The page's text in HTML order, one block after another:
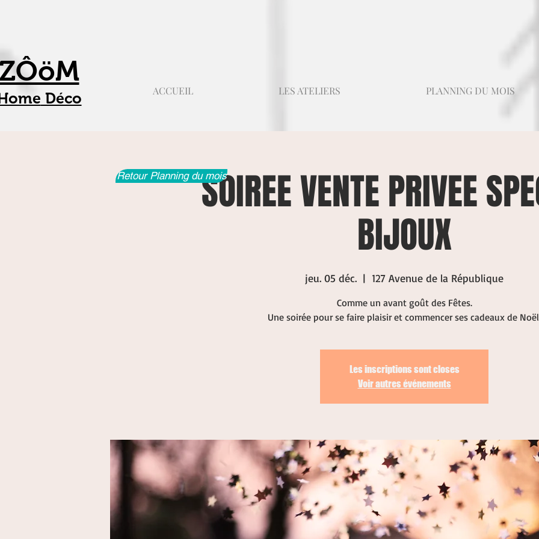
Déco ACCUEIL LES ATELIERS PLANNING DU MOIS
SOIREE VENTE PRIVEE
BIJOUX
jeu. 05 déc.
  |
127 Avenue de la République
Comme un avant goût des Fêtes.
Une soirée pour se faire plaisir et commencer ses cadeaux de
Les inscriptions sont closes
Voir autres événements
Retour Planning du mois